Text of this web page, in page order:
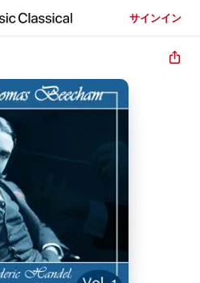
サインイン